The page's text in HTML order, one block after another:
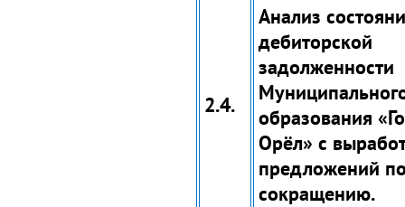
2.4.
Анализ
дебиторской
задолженности
образования
Орёл» с
предложений
сокращению.